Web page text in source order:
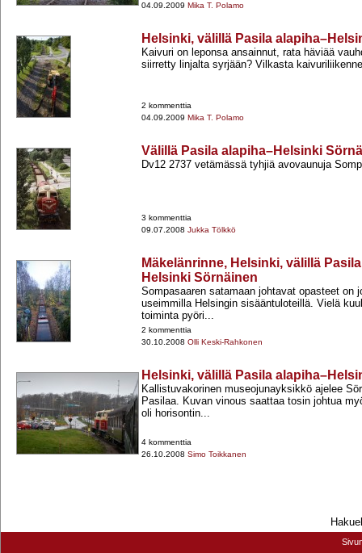
04.09.2009 Mika T. Polamo
Helsinki, välillä Pasila
Kaivuri on leponsa ansainnut, rata häviää
siirretty linjalta syrjään? Vilkasta
2 kommenttia
04.09.2009 Mika T. Polamo
Välillä Pasila alapiha–Helsinki
Dv12 2737 vetämässä tyhjiä avovaunuja
3 kommenttia
09.07.2008 Jukka Tölkkö
Mäkelänrinne, Helsinki, välillä
Helsinki Sörnäinen
Sompasaaren satamaan johtavat opasteet on
useimmilla Helsingin sisääntuloteillä. Vielä
toiminta pyöri...
2 kommenttia
30.10.2008 Olli Keski-Rahkonen
Helsinki, välillä Pasila
Kallistuvakorinen museojunayksikkö ajelee
Pasilaa. Kuvan vinous saattaa tosin johtua
oli horisontin...
4 kommenttia
26.10.2008 Simo Toikkanen